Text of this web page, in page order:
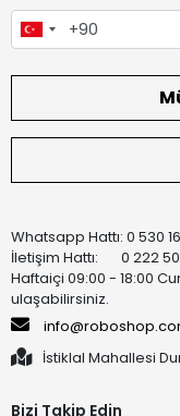
Whatsapp Hattı: 0 530
İletişim Hattı: 0 222
Haftaiçi 09:00 - 18:00
ulaşabilirsiniz.
İstiklal Mahallesi
Bizi Takip Edin